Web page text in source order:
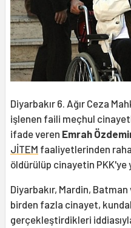
Diyarbakır 6. Ağır Ceza
işlenen faili meçhul
ifade veren Emrah
JİTEM faaliyetlerinden
öldürülüp cinayetin PKK'ye
Diyarbakır, Mardin,
birden fazla cinayet,
gerçekleştirdikleri